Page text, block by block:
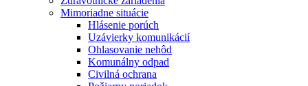
Mimoriadne situácie
Hlásenie porúch
Uzávierky komunikácií
Ohlasovanie nehôd
Komunálny odpad
Civilná ochrana